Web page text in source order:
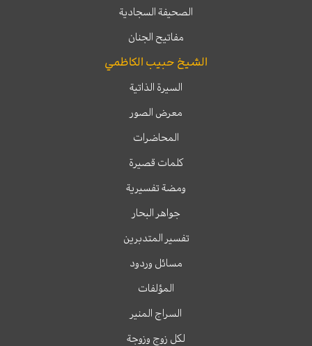
الصحيفة السجادية
مفاتيح الجنان
الشيخ حبيب الكاظمي
السيرة الذاتية
معرض الصور
المحاضرات
كلمات قصيرة
ومضة تفسيرية
جواهر البحار
تفسير المتدبرين
مسائل وردود
المؤلفات
السراج المنير
لكل زوج وزوجة